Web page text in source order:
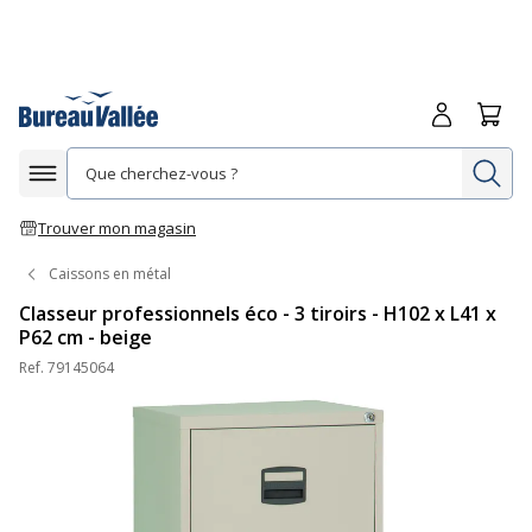
Afficher la navigation
Trouver mon magasin
Me
Caissons en métal
Classeur professionnels éco - 3 tiroirs - H102 x L41 x
P62 cm - beige
Ref. 79145064